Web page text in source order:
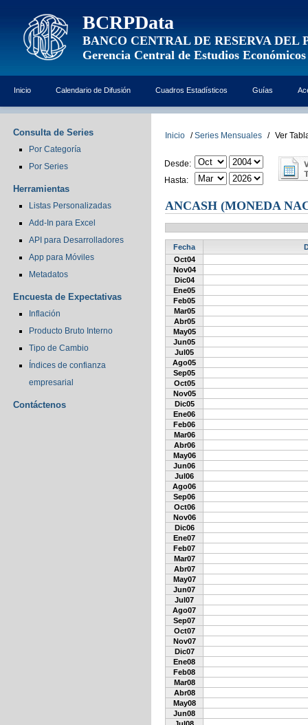
BCRPData
BANCO CENTRAL DE RESERVA DEL
Gerencia Central de Estudios Económicos
Inicio Calendario de Difusión Cuadros Estadísticos Guías
Consulta de Series
Por Categoría
Por Series
Herramientas
Listas Personalizadas
Add-In para Excel
API para Desarrolladores
App para Móviles
Metadatos
Encuesta de Expectativas
Inflación
Producto Bruto Interno
Tipo de Cambio
Índices de confianza
empresarial
Contáctenos
Inicio / Series Mensuales / Ver
Desde:
Hasta:
ANCASH (MONEDA
Fecha
Oct04
Nov04
Dic04
Ene05
Feb05
Mar05
Abr05
May05
Jun05
Jul05
Ago05
Sep05
Oct05
Nov05
Dic05
Ene06
Feb06
Mar06
Abr06
May06
Jun06
Jul06
Ago06
Sep06
Oct06
Nov06
Dic06
Ene07
Feb07
Mar07
Abr07
May07
Jun07
Jul07
Ago07
Sep07
Oct07
Nov07
Dic07
Ene08
Feb08
Mar08
Abr08
May08
Jun08